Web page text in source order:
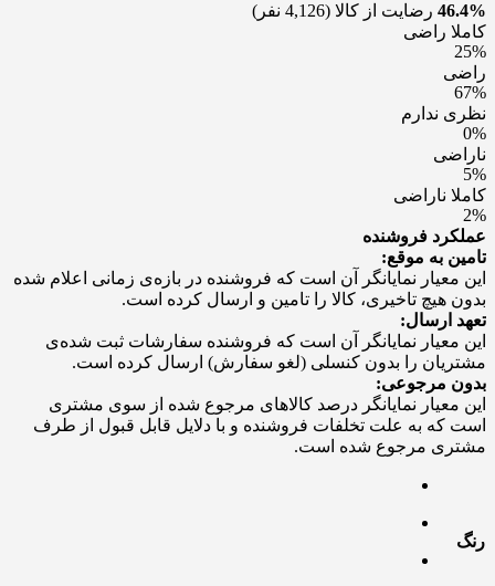
46.4% رضایت از کالا (4,126 نفر)
کاملا راضی
25%
راضی
67%
نظری ندارم
0%
ناراضی
5%
کاملا ناراضی
2%
عملکرد فروشنده
تامین به موقع:
این معیار نمایانگر آن است که فروشنده در بازه‌ی زمانی اعلام شده
بدون هیچ تاخیری، کالا را تامین و ارسال کرده است.
تعهد ارسال:
این معیار نمایانگر آن است که فروشنده سفارشات ثبت شده‌ی
مشتریان را بدون کنسلی (لغو سفارش) ارسال کرده است.
بدون مرجوعی:
این معیار نمایانگر درصد کالاهای مرجوع شده از سوی مشتری
است که به علت تخلفات فروشنده و با دلایل قابل قبول از طرف
مشتری مرجوع شده است.
رنگ